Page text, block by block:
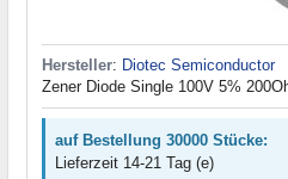
Hersteller: Diotec Semiconductor
Zener Diode Single 100V 5%
auf Bestellung 30000 Stücke:
Lieferzeit 14-21 Tag (e)